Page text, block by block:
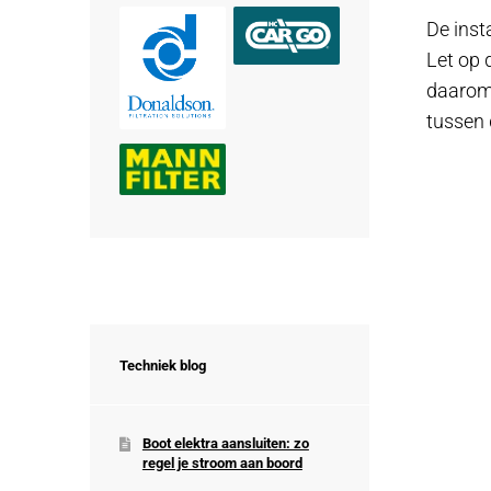
De
Let op
tussen
Techniek blog
Boot elektra aansluiten: zo
regel je stroom aan boord